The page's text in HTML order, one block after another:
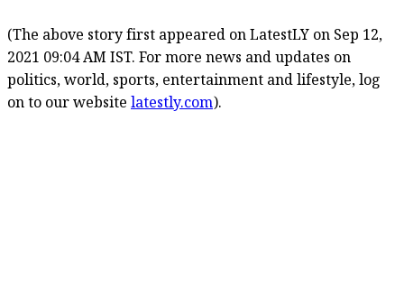
(The above story first appeared on LatestLY on Sep 12,
2021 09:04 AM IST. For more news and updates on
politics, world, sports, entertainment and lifestyle, log
on to our website latestly.com).